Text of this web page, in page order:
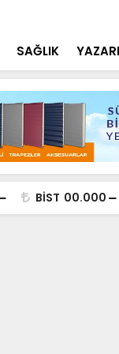
SAĞLIK
BİST 00.000